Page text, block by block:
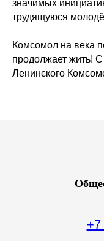
значимых
трудящуюся
Комсомол на века
продолжает жить!
Ленинского
+7